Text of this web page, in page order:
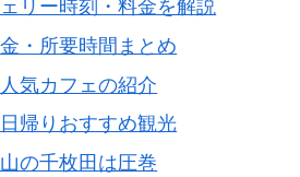
リー時刻・料金を解説
・所要時間まとめ
気カフェの紹介
帰りおすすめ観光
の千枚田は圧巻